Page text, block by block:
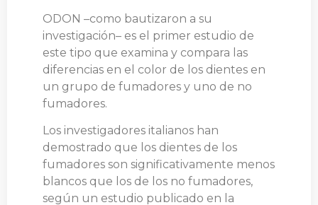
ODON –como bautizaron a su
investigación– es el primer estudio de
este tipo que examina y compara las
diferencias en el color de los dientes en
un grupo de fumadores y uno de no
fumadores.
Los investigadores italianos han
demostrado que los dientes de los
fumadores son significativamente menos
blancos que los de los no fumadores,
según un estudio publicado en la